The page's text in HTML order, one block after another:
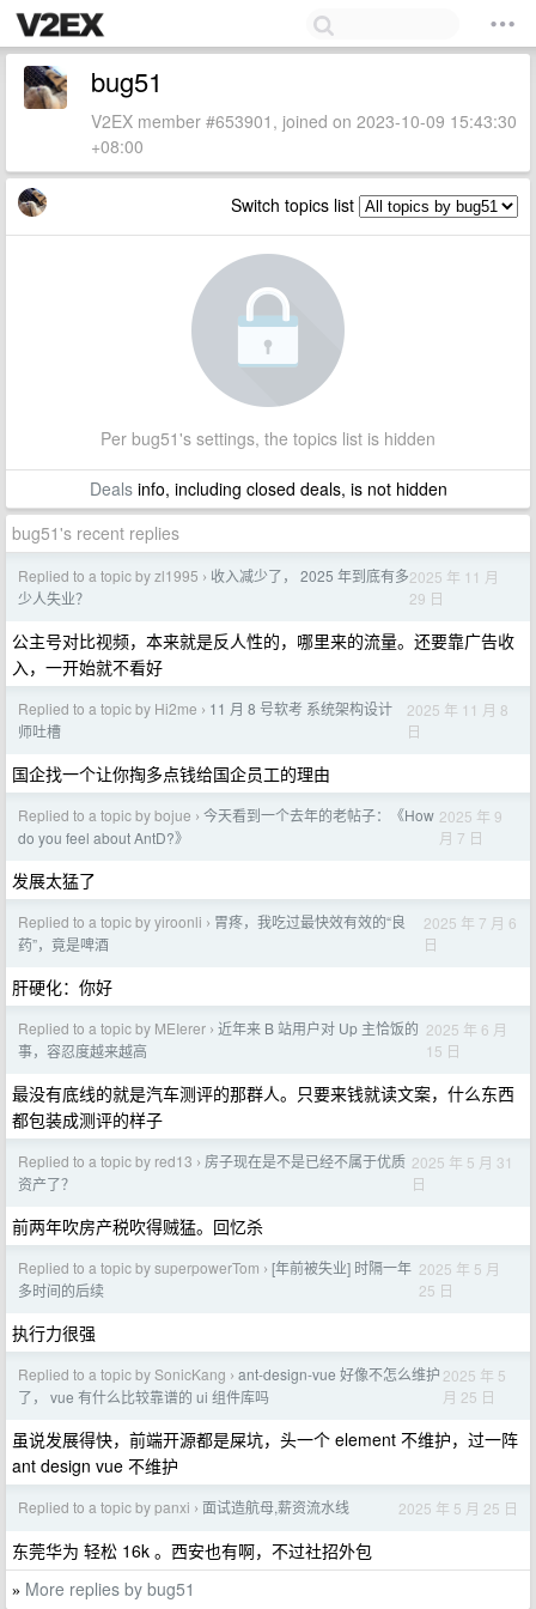
bug51
V2EX member #653901, joined on 2023-10-09 15:43:30
+08:00
Switch topics list
Per bug51's settings, the topics list is hidden
Dealsinfo, including closed deals, is not hidden
bug51's recent replies
Replied to a topic by zl1995 › 收入减少了， 2025 年到底有多
少人失业？
2025 年 11 月
29 日
公主号对比视频，本来就是反人性的，哪里来的流量。还要靠广告收
入，一开始就不看好
Replied to a topic by Hi2me › 11 月 8 号软考 系统架构设计
师吐槽
2025 年 11 月 8
日
国企找一个让你掏多点钱给国企员工的理由
Replied to a topic by bojue › 今天看到一个去年的老帖子：《How
do you feel about AntD?》
2025 年 9
月 7 日
发展太猛了
Replied to a topic by yiroonli › 胃疼，我吃过最快效有效的“良
药”，竟是啤酒
2025 年 7 月 6
日
肝硬化：你好
Replied to a topic by MEIerer › 近年来 B 站用户对 Up 主恰饭的
事，容忍度越来越高
2025 年 6 月
15 日
最没有底线的就是汽车测评的那群人。只要来钱就读文案，什么东西
都包装成测评的样子
Replied to a topic by red13 › 房子现在是不是已经不属于优质
资产了？
2025 年 5 月 31
日
前两年吹房产税吹得贼猛。回忆杀
Replied to a topic by superpowerTom › [年前被失业] 时隔一年
多时间的后续
2025 年 5 月
25 日
执行力很强
Replied to a topic by SonicKang › ant-design-vue 好像不怎么维护
了， vue 有什么比较靠谱的 ui 组件库吗
2025 年 5
月 25 日
虽说发展得快，前端开源都是屎坑，头一个 element 不维护，过一阵
ant design vue 不维护
Replied to a topic by panxi › 面试造航母,薪资流水线 2025 年 5 月 25 日
东莞华为 轻松 16k 。西安也有啊，不过社招外包
» More replies by bug51